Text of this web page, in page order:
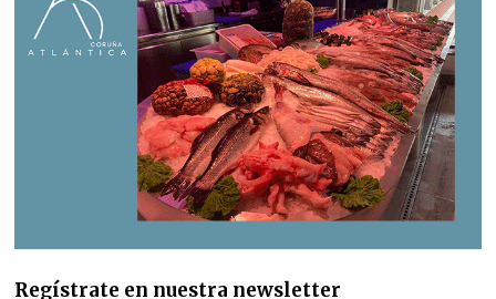
Regístrate en nuestra newsletter